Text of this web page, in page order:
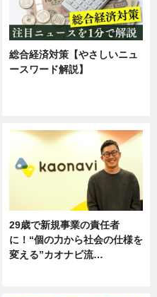
総合経済対策【やさしいニュ
ースワード解説】
29歳で新規事業の責任者
に！“個の力から社会の仕様を
変える”カオナビ流…